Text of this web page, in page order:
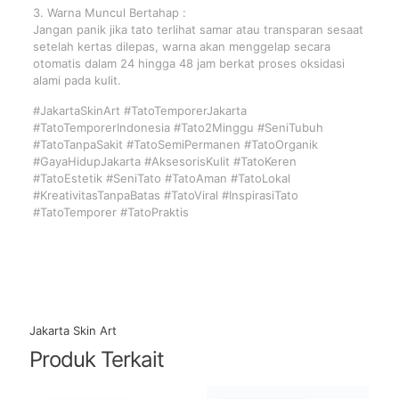
3. Warna Muncul Bertahap :
Jangan panik jika tato terlihat samar atau transparan sesaat
setelah kertas dilepas, warna akan menggelap secara
otomatis dalam 24 hingga 48 jam berkat proses oksidasi
alami pada kulit.
#JakartaSkinArt #TatoTemporerJakarta
#TatoTemporerIndonesia #Tato2Minggu #SeniTubuh
#TatoTanpaSakit #TatoSemiPermanen #TatoOrganik
#GayaHidupJakarta #AksesorisKulit #TatoKeren
#TatoEstetik #SeniTato #TatoAman #TatoLokal
#KreativitasTanpaBatas #TatoViral #InspirasiTato
#TatoTemporer #TatoPraktis
Jakarta Skin Art
Produk Terkait